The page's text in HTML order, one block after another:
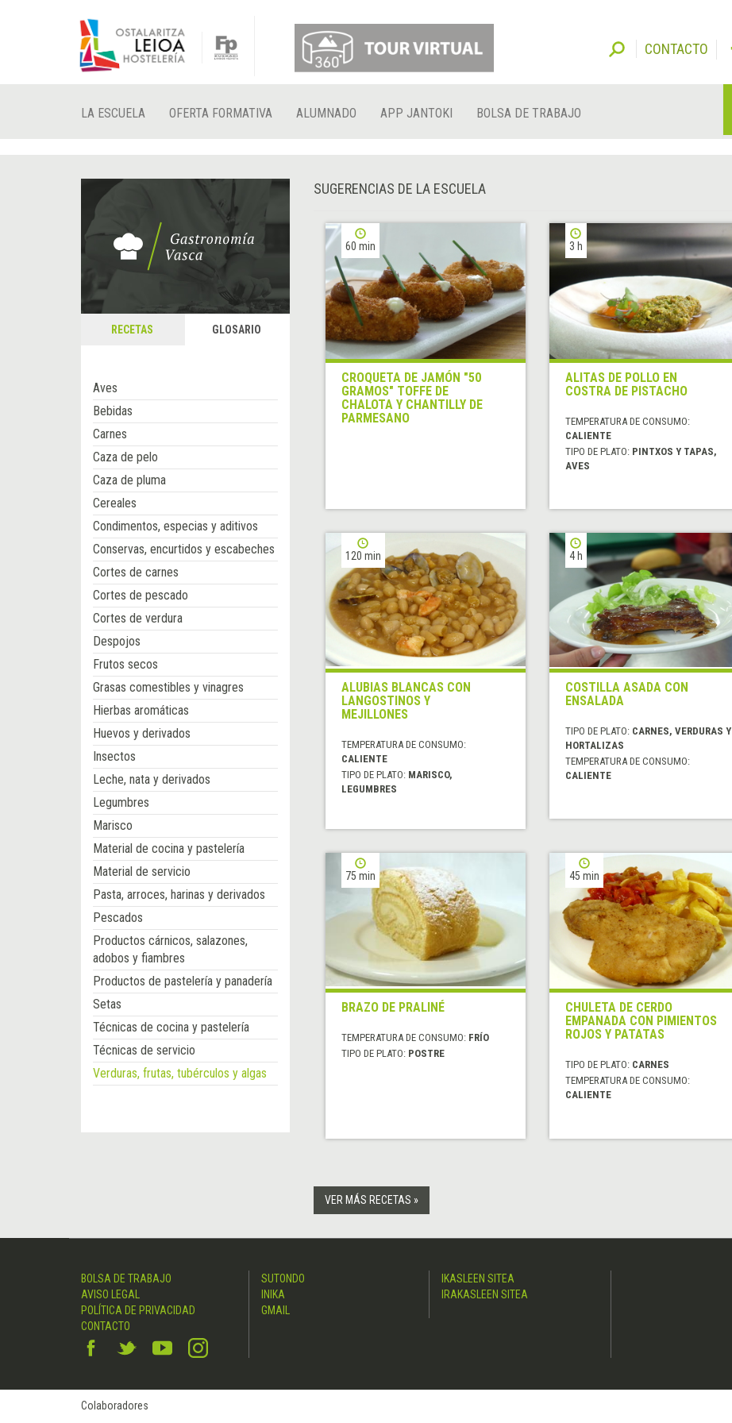
CONTACTO
LA ESCUELA OFERTA FORMATIVA ALUMNADO APP JANTOKI BOLSA DE TRABAJO
RECETAS GLOSARIO
Aves
Bebidas
Carnes
Caza de pelo
Caza de pluma
Cereales
Condimentos, especias y aditivos
Conservas, encurtidos y escabeches
Cortes de carnes
Cortes de pescado
Cortes de verdura
Despojos
Frutos secos
Grasas comestibles y vinagres
Hierbas aromáticas
Huevos y derivados
Insectos
Leche, nata y derivados
Legumbres
Marisco
Material de cocina y pastelería
Material de servicio
Pasta, arroces, harinas y derivados
Pescados
Productos cárnicos, salazones,
adobos y fiambres
Productos de pastelería y panadería
Setas
Técnicas de cocina y pastelería
Técnicas de servicio
Verduras, frutas, tubérculos y algas
SUGERENCIAS DE LA ESCUELA
60 min
CROQUETA DE JAMÓN "50
GRAMOS" TOFFE DE
CHALOTA Y CHANTILLY DE
PARMESANO
3 h
ALITAS DE POLLO EN
COSTRA DE PISTACHO
TEMPERATURA DE CONSUMO:
CALIENTE
TIPO DE PLATO: PINTXOS Y TAPAS,
AVES
120 min
ALUBIAS BLANCAS CON
LANGOSTINOS Y
MEJILLONES
TEMPERATURA DE CONSUMO:
CALIENTE
TIPO DE PLATO: MARISCO,
LEGUMBRES
4 h
COSTILLA ASADA CON
ENSALADA
TIPO DE PLATO: CARNES, VERDURAS Y
HORTALIZAS
TEMPERATURA DE CONSUMO:
CALIENTE
75 min
BRAZO DE PRALINÉ
TEMPERATURA DE CONSUMO: FRÍO
TIPO DE PLATO: POSTRE
45 min
CHULETA DE CERDO
EMPANADA CON PIMIENTOS
ROJOS Y PATATAS
TIPO DE PLATO: CARNES
TEMPERATURA DE CONSUMO:
CALIENTE
VER MÁS RECETAS »
BOLSA DE TRABAJO
AVISO LEGAL
POLÍTICA DE PRIVACIDAD
CONTACTO
SUTONDO
INIKA
GMAIL
IKASLEEN SITEA
IRAKASLEEN SITEA
Colaboradores